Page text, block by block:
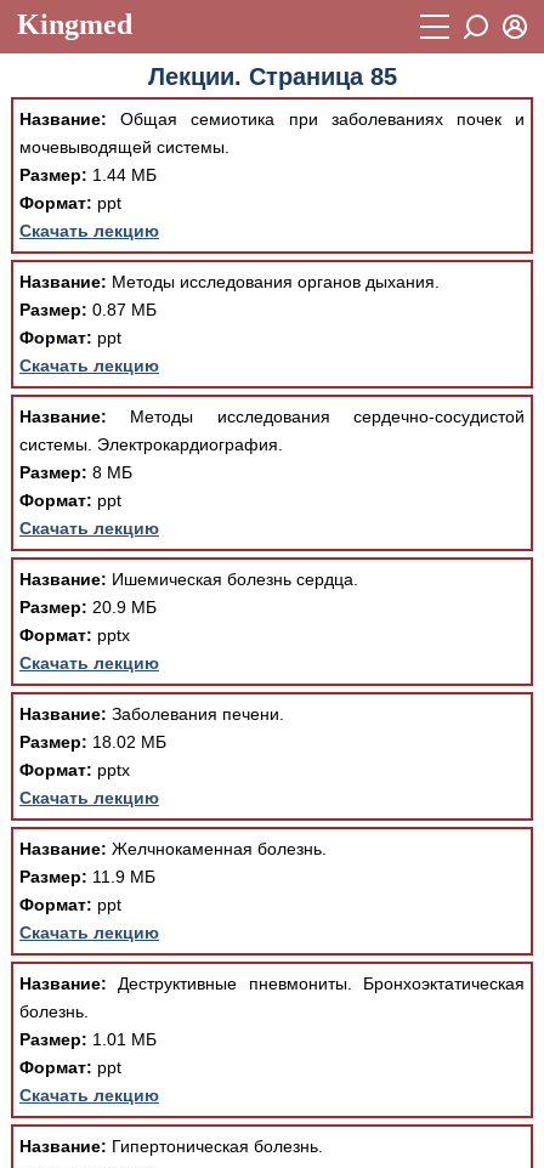
Kingmed
Учебный материал
Видеогалерея 899
Фотогалерея (1906)
Истории болезней
Лекции и презентации
Аккредитационные тесты
Методические рекомендации
Научно-популярное
Новости (244)
Медицинская стандартизация
Нормативы экстренной и неотложной помощи
Нормы лабораторных и инструментальных
исследований
Обратная связь
Добавить материал
FAQ
Логин (E-mail):
Пароль
Восстановить пароль
Регистрация
Лекции. Страница 85
Название: Общая семиотика при заболеваниях почек и
мочевыводящей системы.
Размер: 1.44 МБ
Формат: ppt
Скачать лекцию
Название: Методы исследования органов дыхания.
Размер: 0.87 МБ
Формат: ppt
Скачать лекцию
Название: Методы исследования сердечно-сосудистой
системы. Электрокардиография.
Размер: 8 МБ
Формат: ppt
Скачать лекцию
Название: Ишемическая болезнь сердца.
Размер: 20.9 МБ
Формат: pptx
Скачать лекцию
Название: Заболевания печени.
Размер: 18.02 МБ
Формат: pptx
Скачать лекцию
Название: Желчнокаменная болезнь.
Размер: 11.9 МБ
Формат: ppt
Скачать лекцию
Название: Деструктивные пневмониты. Бронхоэктатическая
болезнь.
Размер: 1.01 МБ
Формат: ppt
Скачать лекцию
Название: Гипертоническая болезнь.